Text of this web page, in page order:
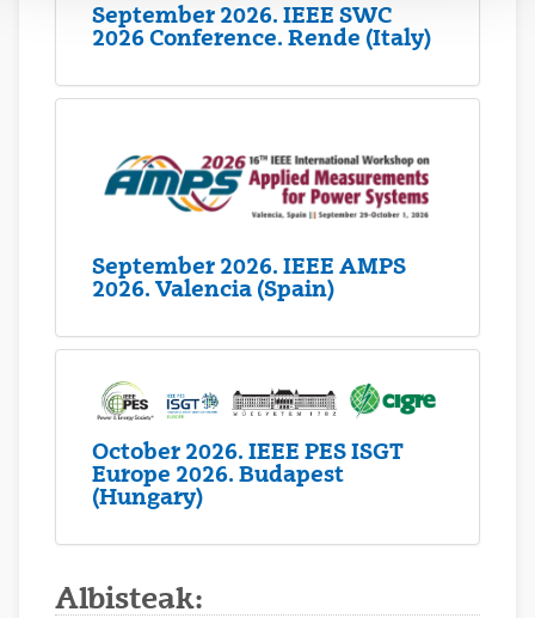
September 2026. IEEE SWC
2026 Conference. Rende (Italy)
September 2026. IEEE AMPS
2026. Valencia (Spain)
October 2026. IEEE PES ISGT
Europe 2026. Budapest
(Hungary)
Albisteak: